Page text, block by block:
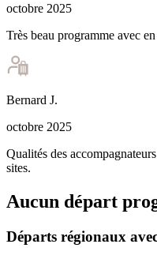
octobre 2025
Très beau programme avec
Bernard J.
octobre 2025
Qualités des
sites.
Aucun départ
Départs régionaux